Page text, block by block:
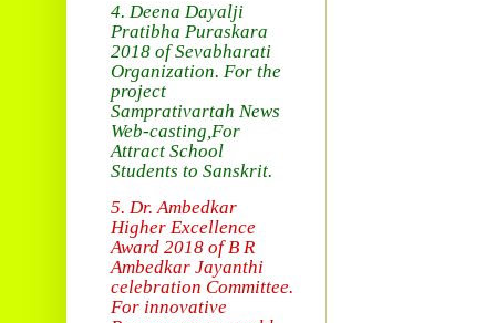
4. Deena Dayalji
Pratibha Puraskara
2018 of Sevabharati
Organization. For the
project
Samprativartah News
Web-casting,For
Attract School
Students to Sanskrit.
5. Dr. Ambedkar
Higher Excellence
Award 2018 of B R
Ambedkar Jayanthi
celebration Committee.
For innovative